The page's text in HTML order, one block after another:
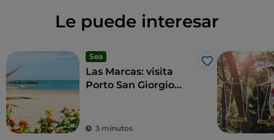
Le puede interesar
Sea
Me gusta
Las Marcas: visita
Porto San Giorgio
3 minutos